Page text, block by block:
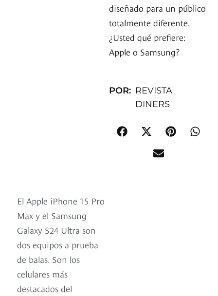
diseñado para un público
totalmente diferente.
¿Usted qué prefiere:
Apple o Samsung?
POR: REVISTA
DINERS
El Apple iPhone 15 Pro
Max y el Samsung
Galaxy S24 Ultra son
dos equipos a prueba
de balas. Son los
celulares más
destacados del